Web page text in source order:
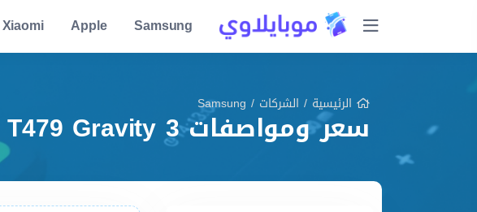
Samsung
Apple
Xiaomi
الرئيسية / الشركات /
Samsung
سعر ومواصفات Samsung T479 Gravity 3 مميزات وعيوب وشرح شامل